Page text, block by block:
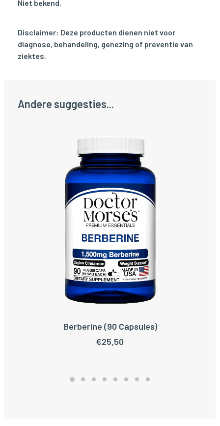
Niet bekend.
Disclaimer: Deze producten dienen niet voor
diagnose, behandeling, genezing of preventie van
ziektes.
Andere suggesties...
TOEVOEGEN AAN WINKELWAGEN
Berberine (90 Capsules)
€25,50